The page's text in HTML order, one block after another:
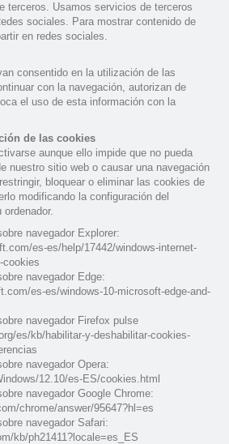
terceros. Usamos servicios de terceros
sociales. Para mostrar contenido de
en redes sociales.
consentido en la utilización de las
con la navegación, autorizan de
el uso de esta información con la
de las cookies
aunque ello impide que no pueda
nuestro sitio web o causar una navegación
bloquear o eliminar las cookies de
modificando la configuración del
ordenador.
navegador Explorer:
es-es/help/17442/windows-internet-
cookies
navegador Edge:
es-es/windows-10-microsoft-edge-and-
navegador Firefox pulse
es/kb/habilitar-y-deshabilitar-cookies-
navegador Opera:
12.10/es-ES/cookies.html
navegador Google Chrome:
chrome/answer/95647?hl=es
navegador Safari:
kb/ph21411?locale=es_ES